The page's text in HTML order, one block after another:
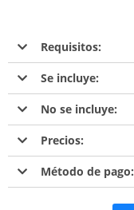
Requisitos:
Se incluye:
No se incluye:
Precios:
Método de pago: